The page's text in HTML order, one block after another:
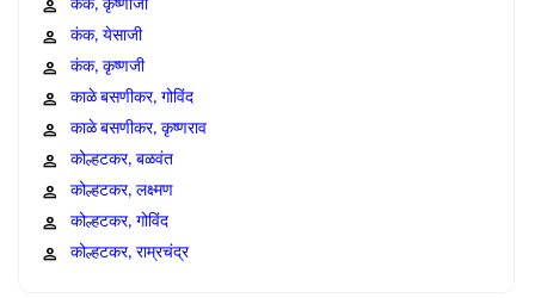
कंक, कृष्णाजी
कंक, येसाजी
कंक, कृष्णजी
काळे बसणीकर, गोविंद
काळे बसणीकर, कृष्णराव
कोल्हटकर, बळवंत
कोल्हटकर, लक्ष्मण
कोल्हटकर, गोविंद
कोल्हटकर, राम्रचंद्र